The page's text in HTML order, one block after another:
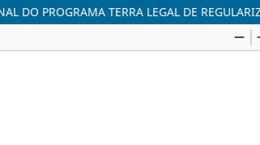
DO PROGRAMA TERRA LEGAL DE